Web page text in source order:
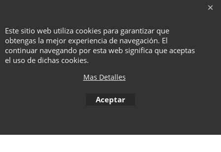
To create online store ShopFactory eCommerce software was used.
Este sitio web utiliza cookies para garantizar que
obtengas la mejor experiencia de navegación. El
continuar navegando por esta web significa que aceptas
el uso de dichas cookies.
Mas Detalles
Aceptar